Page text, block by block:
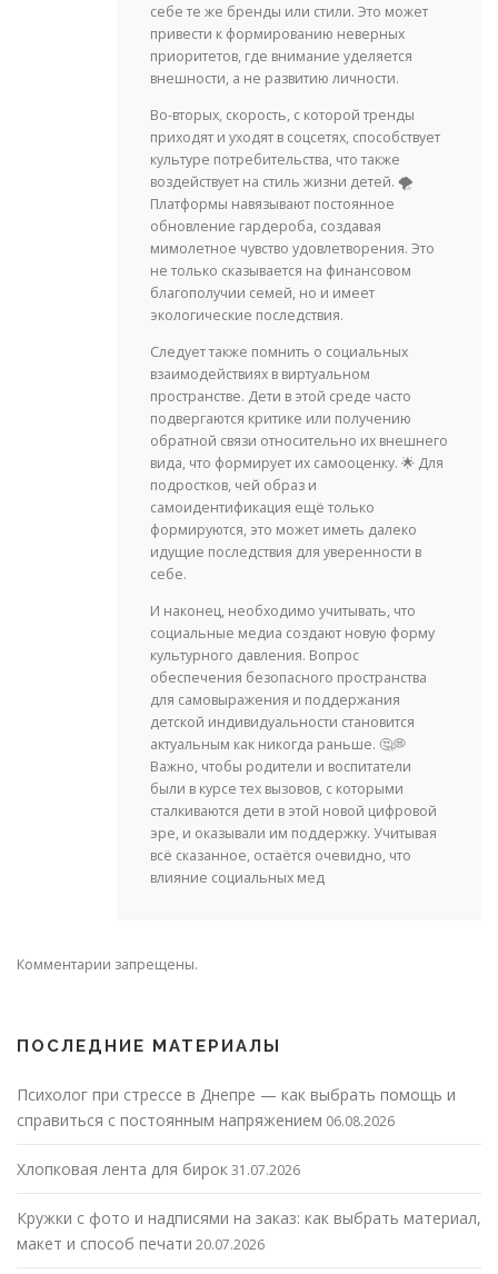
себе те же бренды или стили. Это может
привести к формированию неверных
приоритетов, где внимание уделяется
внешности, а не развитию личности.
Во-вторых, скорость, с которой тренды
приходят и уходят в соцсетях, способствует
культуре потребительства, что также
воздействует на стиль жизни детей. 🌪️
Платформы навязывают постоянное
обновление гардероба, создавая
мимолетное чувство удовлетворения. Это
не только сказывается на финансовом
благополучии семей, но и имеет
экологические последствия.
Следует также помнить о социальных
взаимодействиях в виртуальном
пространстве. Дети в этой среде часто
подвергаются критике или получению
обратной связи относительно их внешнего
вида, что формирует их самооценку. 🌟 Для
подростков, чей образ и
самоидентификация ещё только
формируются, это может иметь далеко
идущие последствия для уверенности в
себе.
И наконец, необходимо учитывать, что
социальные медиа создают новую форму
культурного давления. Вопрос
обеспечения безопасного пространства
для самовыражения и поддержания
детской индивидуальности становится
актуальным как никогда раньше. 🤔💭
Важно, чтобы родители и воспитатели
были в курсе тех вызовов, с которыми
сталкиваются дети в этой новой цифровой
эре, и оказывали им поддержку. Учитывая
всё сказанное, остаётся очевидно, что
влияние социальных мед
Комментарии запрещены.
ПОСЛЕДНИЕ МАТЕРИАЛЫ
Психолог при стрессе в Днепре — как выбрать помощь и
справиться с постоянным напряжением 06.08.2026
Хлопковая лента для бирок 31.07.2026
Кружки с фото и надписями на заказ: как выбрать материал,
макет и способ печати 20.07.2026